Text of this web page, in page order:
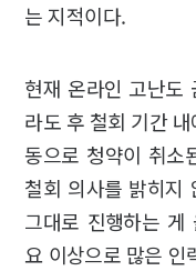
는 지적이다.
현재 온라인 고난도
라도 후 철회 기간
동으로 청약이 취소
철회 의사를 밝히지
그대로 진행하는
요 이상으로 많은 인